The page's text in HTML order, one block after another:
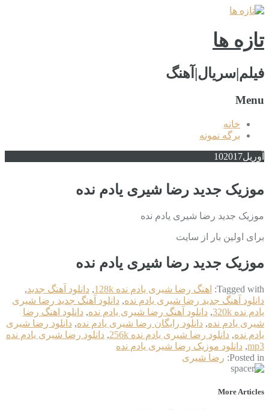
تازه ها
فیلم|سریال|آهنگ
Menu
خانه
برگه نمونه
آوریل 102017
موزیک جدید رضا شیری یادم نده
موزیک جدید رضا شیری یادم نده
برای اولین بار از سایت
موزیک جدید رضا شیری یادم نده
Tagged with: اهنگ رضا شیری یادم نده 128k , دانلود آهنگ جدید,
دانلود آهنگ جدید رضا شیری یادم نده, دانلود آهنگ جدید رضا شیری
یادم نده 320k
, دانلود آهنگ رضا شیری یادم نده, دانلود اهنگ رضا
شیری یادم نده, دانلود رایگان رضا شیری یادم نده, دانلود رضا شیری
یادم نده, دانلود رضا شیری یادم نده 256k , دانلود رضا شیری یادم نده
mp3
, دانلود موزیک رضا شیری یادم نده
Posted in: رضا شیری
More Articles